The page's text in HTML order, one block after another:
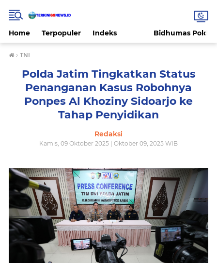
Home Terpopuler Indeks Bidhumas Polda
› TNI
Polda Jatim Tingkatkan Status
Penanganan Kasus Robohnya
Ponpes Al Khoziny Sidoarjo ke
Tahap Penyidikan
Redaksi
Kamis, 09 Oktober 2025 | Oktober 09, 2025 WIB